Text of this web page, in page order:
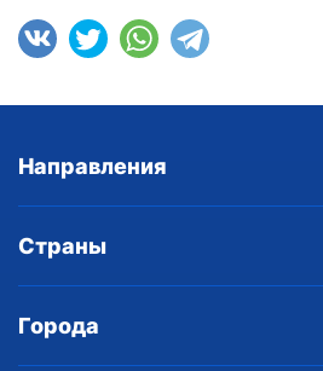
Направления
Страны
Города